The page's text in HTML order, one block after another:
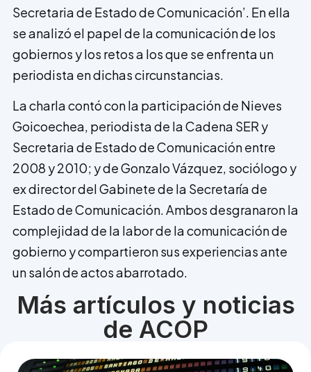
Secretaria de Estado de Comunicación’. En ella
se analizó el papel de la comunicación de los
gobiernos y los retos a los que se enfrenta un
periodista en dichas circunstancias.
La charla contó con la participación de Nieves
Goicoechea, periodista de la Cadena SER y
Secretaria de Estado de Comunicación entre
2008 y 2010; y de Gonzalo Vázquez, sociólogo y
ex director del Gabinete de la Secretaría de
Estado de Comunicación. Ambos desgranaron la
complejidad de la labor de la comunicación de
gobierno y compartieron sus experiencias ante
un salón de actos abarrotado.
Más artículos y noticias
de ACOP